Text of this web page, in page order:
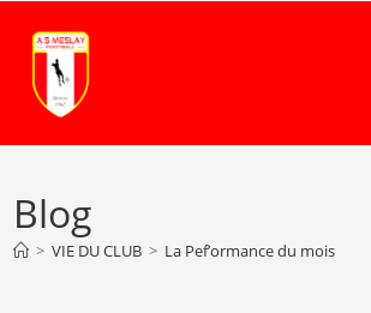
content
Blog
> VIE DU CLUB > La Pef’ormance du mois